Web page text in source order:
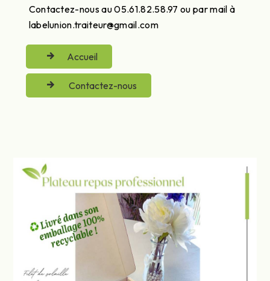
Contactez-nous au 05.61.82.58.97 ou par mail à
labelunion.traiteur@gmail.com
Accueil
Contactez-nous